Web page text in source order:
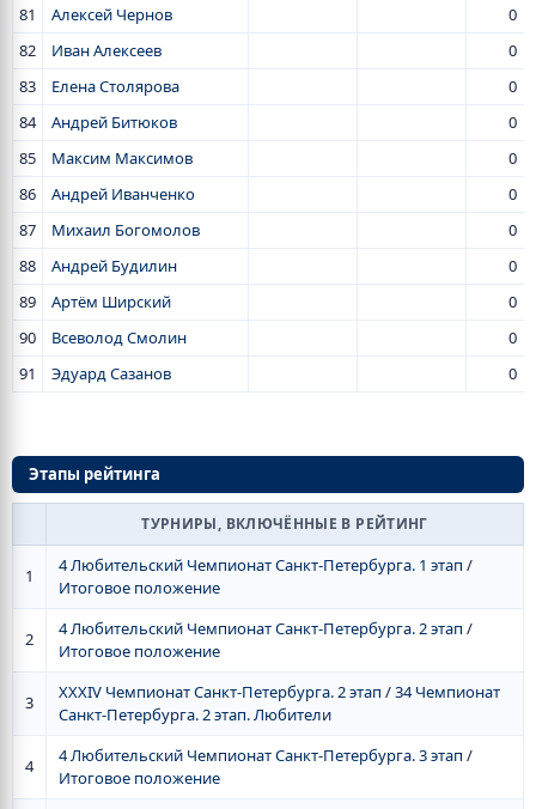
81
Алексей Чернов
0
82
Иван Алексеев
0
83
Елена Столярова
0
84
Андрей Битюков
0
85
Максим Максимов
0
86
Андрей Иванченко
0
87
Михаил Богомолов
0
88
Андрей Будилин
0
89
Артём Ширский
0
90
Всеволод Смолин
0
91
Эдуард Сазанов 0
Этапы рейтинга
ТУРНИРЫ, ВКЛЮЧЁННЫЕ В РЕЙТИНГ
1 4 Любительский Чемпионат Санкт-Петербурга. 1 этап /
Итоговое положение
2 4 Любительский Чемпионат Санкт-Петербурга. 2 этап /
Итоговое положение
3 XXXIV Чемпионат Санкт-Петербурга. 2 этап /34 Чемпионат
Санкт-Петербурга. 2 этап. Любители
4 4 Любительский Чемпионат Санкт-Петербурга. 3 этап /
Итоговое положение